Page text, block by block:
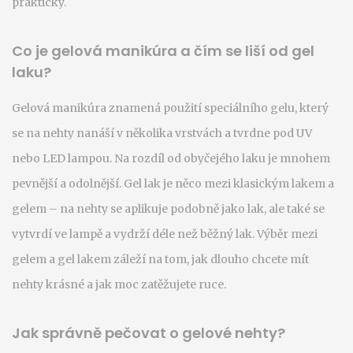
Co je gelová manikúra a čím se liší od gel
laku?
Gelová manikúra znamená použití speciálního gelu, který
se na nehty nanáší v několika vrstvách a tvrdne pod UV
nebo LED lampou. Na rozdíl od obyčejého laku je mnohem
pevnější a odolnější. Gel lak je něco mezi klasickým lakem a
gelem – na nehty se aplikuje podobně jako lak, ale také se
vytvrdí ve lampě a vydrží déle než běžný lak. Výběr mezi
gelem a gel lakem záleží na tom, jak dlouho chcete mít
nehty krásné a jak moc zatěžujete ruce.
Jak správně pečovat o gelové nehty?